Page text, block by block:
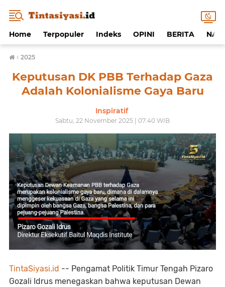
Home Terpopuler Indeks OPINI BERITA
› 2025
Keputusan DK PBB Terhadap Gaza
Adalah Kolonialisme Gaya Baru
Inspiratif
Sabtu, 22 November 2025 | 07:40 WIB
TintaSiyasi.id -- Pengamat Politik Timur Tengah Pizaro
Gozali Idrus menegaskan bahwa keputusan Dewan